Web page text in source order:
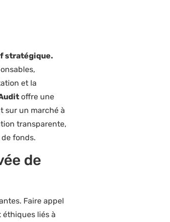
stratégique.
et la
offre une
sur un marché à
transparente,
fonds.
de
Faire appel
éthiques liés à